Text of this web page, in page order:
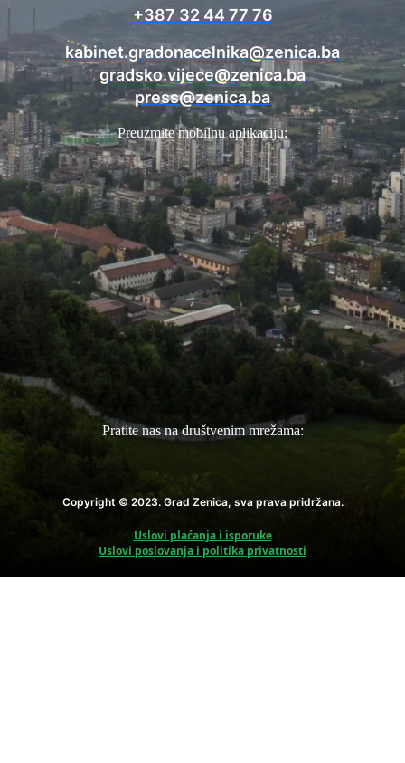
+387 32 44 77 76
kabinet.gradonacelnika@zenica.ba
gradsko.vijece@zenica.ba
press@zenica.ba
Preuzmite mobilnu aplikaciju:
Pratite nas na društvenim mrežama:
Copyright © 2023. Grad Zenica, sva prava pridržana.
Uslovi plaćanja i isporuke
Uslovi poslovanja i politika privatnosti